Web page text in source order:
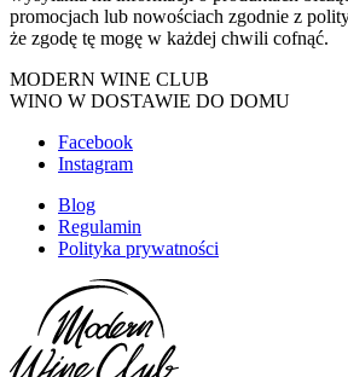
promocjach lub nowościach zgodnie z
że zgodę tę mogę w każdej chwili cofnąć.
MODERN WINE CLUB
WINO W DOSTAWIE DO DOMU
Facebook
Instagram
Blog
Regulamin
Polityka prywatności